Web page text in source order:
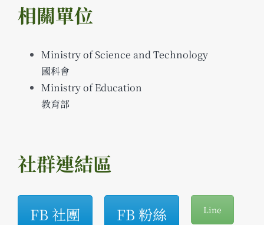
相關單位
Ministry of Science and Technology
國科會
Ministry of Education
教育部
社群連結區
FB 社團 FB 粉絲 Line